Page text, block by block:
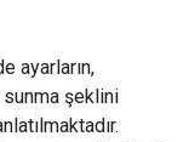
ayarların,
sunma şeklini